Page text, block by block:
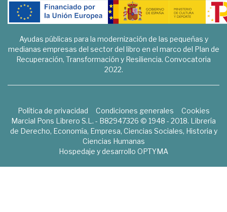
Ayudas públicas para la modernización de las pequeñas y
medianas empresas del sector del libro en el marco del Plan de
Recuperación, Transformación y Resiliencia. Convocatoria
2022.
Política de privacidad Condiciones generales
Cookies
Marcial Pons Librero S.L. - B82947326 © 1948 - 2018. Librería
de Derecho, Economía, Empresa, Ciencias Sociales, Historia y
Ciencias Humanas
Hospedaje y desarrollo OPTYMA